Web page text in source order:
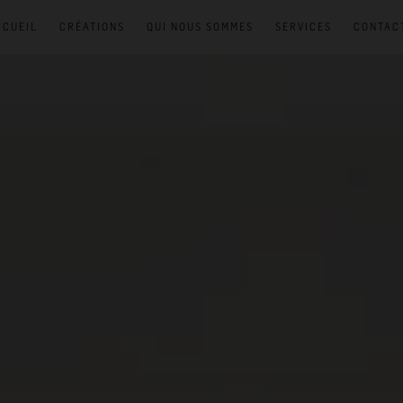
CRÉATIONS QUI NOUS SOMMES SERVICES